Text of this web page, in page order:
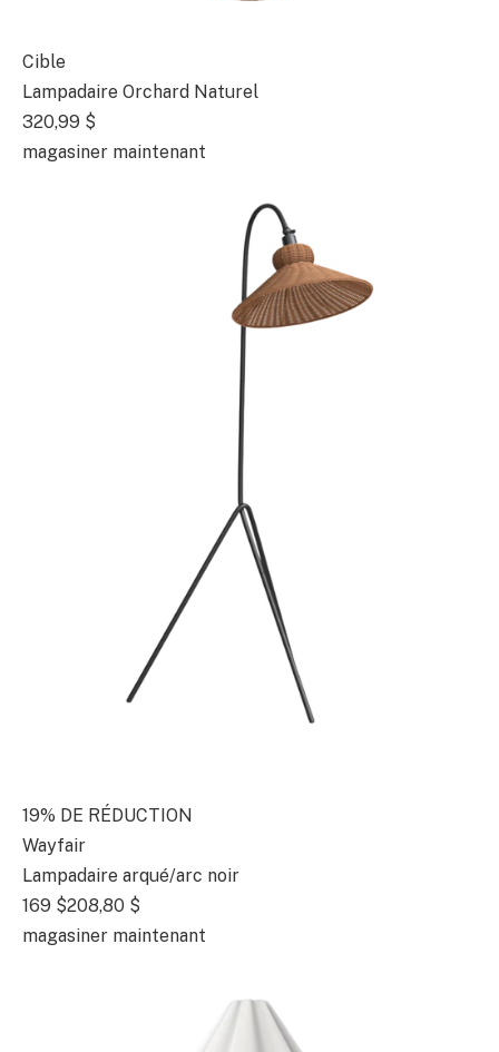
Cible
Lampadaire Orchard Naturel
320,99 $
magasiner maintenant
19% DE RÉDUCTION
Wayfair
Lampadaire arqué/arc noir
169 $208,80 $
magasiner maintenant